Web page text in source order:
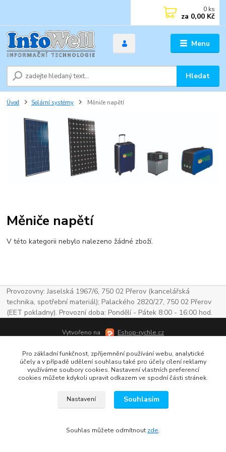
Menu
Hledat
0 ks
za 0,00 Kč
Úvod Solární systémy Měniče napětí
Měniče napětí
V této kategorii nebylo nalezeno žádné zboží.
Provozovny: Jaselská 1967/6, 750 02 Přerov (kancelářská
technika, spotřební materiál); Palackého 2820/27, 750 02 Přerov
(EET pokladny). Provozní doba: Pondělí - Pátek 8:00 - 16:00 hod.
Vytvořeno na Eshop-rychle.cz
Pro základní funkčnost, zpříjemnění používání webu, analytické
účely a v případě udělení souhlasu také pro účely cílení reklamy
využíváme soubory cookies. Nastavení vlastních preferencí
cookies můžete kdykoli upravit odkazem ve spodní části stránek.
Nastavení Souhlasím
Souhlas můžete odmítnout zde.